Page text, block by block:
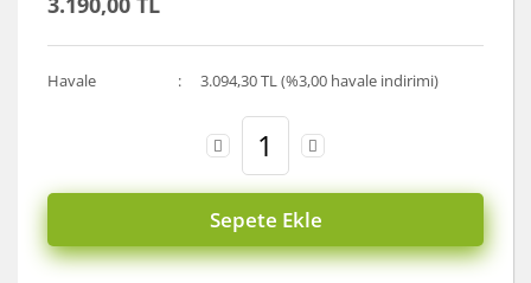
Havale 3.094,30 TL (%3,00 havale indirimi)
Sepete Ekle